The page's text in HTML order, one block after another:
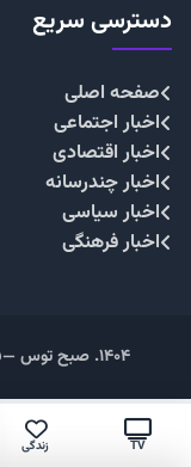
TV زندگی
دسترسی سریع
صفحه اصلی
اخبار اجتماعی
اخبار اقتصادی
اخبار چندرسانه
اخبار سیاسی
اخبار فرهنگی
۱۴۰۴. صبح توس —فناوری فضای مجازی استان خراسان رضوی